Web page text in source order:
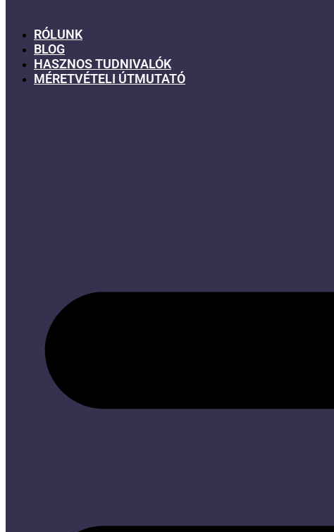
RÓLUNK
BLOG
HASZNOS TUDNIVALÓK
MÉRETVÉTELI ÚTMUTATÓ